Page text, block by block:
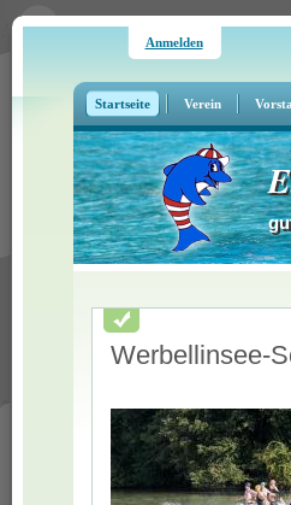
Anmelden
Startseite Verein
Werbellinsee-